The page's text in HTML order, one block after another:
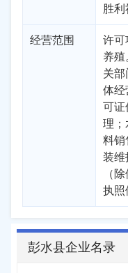
胜
经营范围
许可
养殖
关
体经
可证
理；
料销
装维
（
执照
彭水县企业名录